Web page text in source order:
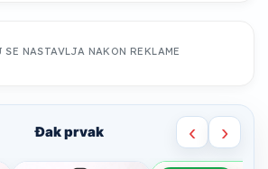
SE NASTAVLJA NAKON REKLAME